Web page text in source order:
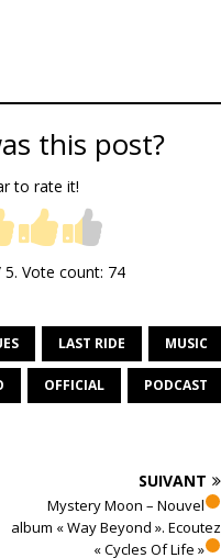
this post?
to rate it!
5. Vote count: 74
LAST RIDE MUSIC
OFFICIAL PODCAST
SUIVANT
Mystery Moon – Nouvel
album « Way Beyond ». Ecoutez
« Cycles Of Life »